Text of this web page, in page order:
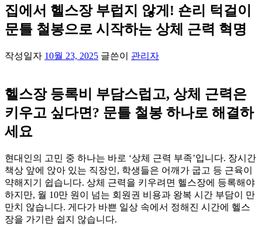
집에서 헬스장 부럽지 않게! 숀리 턱걸이
문틀 철봉으로 시작하는 상체 근력 혁명
작성일자 10월 23, 2025 글쓴이 관리자
헬스장 등록비 부담스럽고, 상체 근력은
키우고 싶다면? 문틀 철봉 하나로 해결하
세요
현대인의 고민 중 하나는 바로 ‘상체 근력 부족’입니다. 장시간
책상 앞에 앉아 있는 직장인, 학생들은 어깨가 굽고 등 근육이
약해지기 쉽습니다. 상체 근력을 키우려면 헬스장에 등록해야
하지만, 월 10만 원이 넘는 회원권 비용과 왕복 시간 부담이 만
만치 않습니다. 게다가 바쁜 일상 속에서 정해진 시간에 헬스
장을 가기란 쉽지 않습니다.